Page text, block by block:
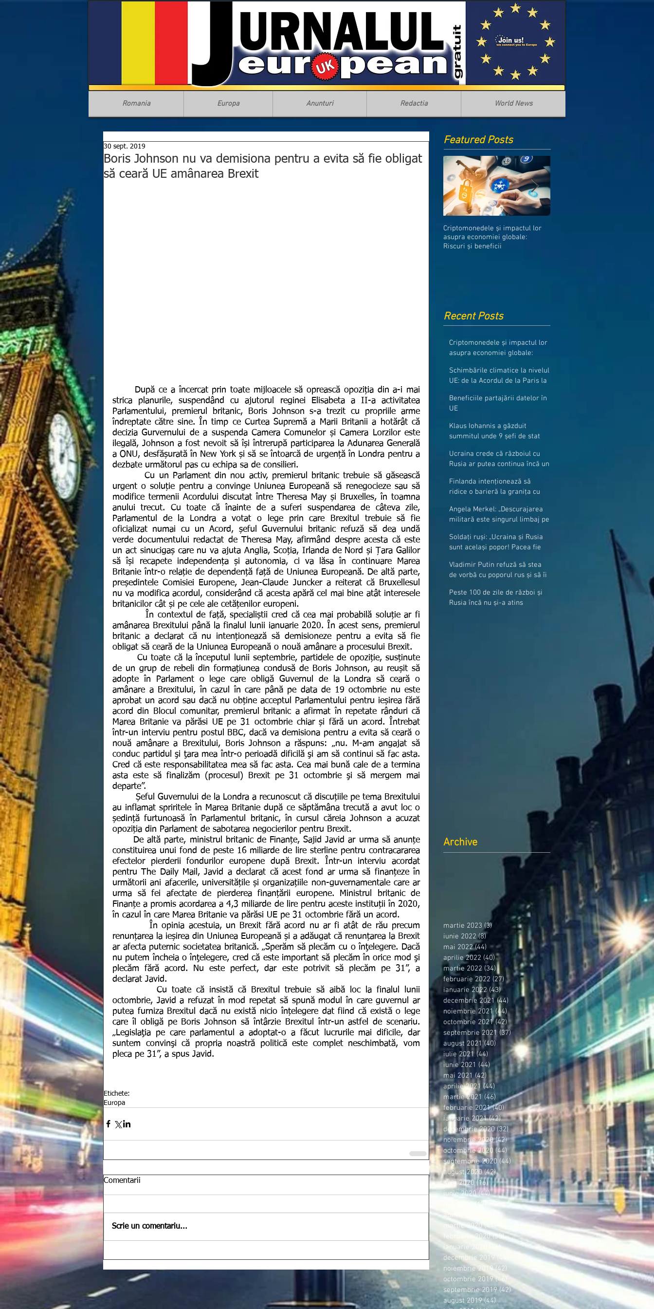
Romania Europa Anunturi Redactia World News
Boris Johnson nu va demisiona pentru a evita să fie obligat
să ceară UE amânarea Brexit
30 sept. 2019
strica planurile, suspendând cu ajutorul reginei Elisabeta a II-a activitatea
Parlamentului, premierul britanic, Boris Johnson s-a trezit cu propriile arme
îndreptate către sine. În timp ce Curtea Supremă a Marii Britanii a hotărât că
decizia Gurvernului de a suspenda Camera Comunelor și Camera Lorzilor este
ilegală, Johnson a fost nevoit să își întrerupă participarea la Adunarea Generală
a ONU, desfășurată în New York și să se întoarcă de urgență în Londra pentru a
dezbate următorul pas cu echipa sa de consilieri.
        Cu un Parlament din nou activ, premierul britanic trebuie să găsească
urgent o soluție pentru a convinge Uniunea Europeană să renegocieze sau să
modifice termenii Acordului discutat între Theresa May și Bruxelles, în toamna
anului trecut. Cu toate că înainte de a suferi suspendarea de câteva zile,
Parlamentul de la Londra a votat o lege prin care Brexitul trebuie să fie
oficializat numai cu un Acord, șeful Guvernului britanic refuză să dea undă
verde documentului redactat de Theresa May, afirmând despre acesta că este
un act sinucigaș care nu va ajuta Anglia, Scoția, Irlanda de Nord și Țara Galilor
să își recapete independența și autonomia, ci va lăsa în continuare Marea
Britanie într-o relație de dependență față de Uniunea Europeană. De altă parte,
președintele Comisiei Europene, Jean-Claude Juncker a reiterat că Bruxellesul
nu va modifica acordul, considerând că acesta apără cel mai bine atât interesele
britanicilor cât și pe cele ale cetățenilor europeni.
amânarea Brexitului până la finalul lunii ianuarie 2020. În acest sens, premierul
britanic a declarat că nu intenționează să demisioneze pentru a evita să fie
obligat să ceară de la Uniunea Europeană o nouă amânare a procesului Brexit.
       Cu toate că la începutul lunii septembrie, partidele de opoziție, susținute
de un grup de rebeli din formațiunea condusă de Boris Johnson, au reușit să
adopte în Parlament o lege care obligă Guvernul de la Londra să ceară o
amânare a Brexitului, în cazul în care până pe data de 19 octombrie nu este
aprobat un acord sau dacă nu obține acceptul Parlamentului pentru ieșirea fără
acord din Blocul comunitar, premierul britanic a afirmat în repetate rânduri că
Marea Britanie va părăsi UE pe 31 octombrie chiar și fără un acord. Întrebat
într-un interviu pentru postul BBC, dacă va demisiona pentru a evita să ceară o
nouă amânare a Brexitului, Boris Johnson a răspuns: „nu. M-am angajat să
conduc partidul şi ţara mea într-o perioadă dificilă şi am să continui să fac asta.
Cred că este responsabilitatea mea să fac asta. Cea mai bună cale de a termina
asta este să finalizăm (procesul) Brexit pe 31 octombrie şi să mergem mai
departe”.
au inflamat spriritele în Marea Britanie după ce săptămâna trecută a avut loc o
ședință furtunoasă în Parlamentul britanic, în cursul căreia Johnson a acuzat
opoziția din Parlament de sabotarea negocierilor pentru Brexit.
constituirea unui fond de peste 16 miliarde de lire sterline pentru contracararea
efectelor pierderii fondurilor europene după Brexit. Într-un interviu acordat
pentru The Daily Mail, Javid a declarat că acest fond ar urma să finanțeze în
următorii ani afacerile, universitățile și organizațiile non-guvernamentale care ar
urma să fei afectate de pierderea finanțării europene. Ministrul britanic de
Finanțe a promis acordarea a 4,3 miliarde de lire pentru aceste instituții în 2020,
în cazul în care Marea Britanie va părăsi UE pe 31 octombrie fără un acord.
renunțarea la ieșirea din Uniunea Europeană și a adăugat că renunțarea la Brexit
ar afecta puternic societatea britanică. „Sperăm să plecăm cu o înţelegere. Dacă
nu putem încheia o înţelegere, cred că este important să plecăm în orice mod şi
plecăm fără acord. Nu este perfect, dar este potrivit să plecăm pe 31”, a
declarat Javid.
octombrie, Javid a refuzat în mod repetat să spună modul în care guvernul ar
putea furniza Brexitul dacă nu există nicio înțelegere dat fiind că există o lege
care îl obligă pe Boris Johnson să întârzie Brexitul într-un astfel de scenariu.
„Legislaţia pe care parlamentul a adoptat-o ​​a făcut lucrurile mai dificile, dar
suntem convinşi că propria noastră politică este complet neschimbată, vom
pleca pe 31”, a spus Javid.
Etichete:
Europa
Comentarii
Scrie un comentariu...
Featured Posts
Criptomonedele și impactul lor
asupra economiei globale:
Riscuri și beneficii
Recent Posts
Criptomonedele și impactul lor
asupra economiei globale:
Schimbările climatice la nivelul
UE: de la Acordul de la Paris la
Beneficiile partajării datelor în
UE
Klaus Iohannis a găzduit
summitul unde 9 șefi de stat
granițe
Ucraina crede că războiul cu
Rusia ar putea continua încă un
Finlanda intenționează să
ridice o barieră la granița cu
Angela Merkel: „Descurajarea
militară este singurul limbaj pe
Soldați ruși: „Ucraina și Rusia
sunt același popor! Pacea fie
Vladimir Putin refuză să stea
de vorbă cu poporul rus și să îi
Peste 100 de zile de război și
Rusia încă nu și-a atins
Archive
martie 2023 (3)3 postări
iunie 2022 (8)8 postări
mai 2022 (44) 44 postări
aprilie 2022 (40)40 postări
martie 2022 (34) 34 postări
februarie 2022 (27) 27 postări
ianuarie 2022 (43)43 postări
decembrie 2021 (44) 44 postări
noiembrie 2021 (44)44 postări
octombrie 2021 (42)42 postări
septembrie 2021 (37)37 postări
august 2021 (40) 40 postări
iulie 2021 (44) 44 postări
iunie 2021 (44) 44 postări
mai 2021 (42) 42 postări
aprilie 2021 (44) 44 postări
martie 2021 (46) 46 postări
februarie 2021 (40)40 postări
ianuarie 2021 (42)42 postări
decembrie 2020 (32)32 postări
noiembrie 2020 (42)42 postări
octombrie 2020 (44)44 postări
septembrie 2020 (44) 44 postări
august 2020 (42)42 postări
iulie 2020 (16)16 postări
iunie 2020 (44)44 postări
mai 2020 (42)
42 postări
aprilie 2020
36 postări
martie 2020 (44)
februarie 2020 (38)38 postări
ianuarie 2020
(46)46 postări
decembrie 2019 (44)
44 postări
noiembrie 2019 (42) 42 postări
octombrie 2019 (46)
46 postări
septembrie 2019 (42)42 postări
august 2019 (44) 44 postări